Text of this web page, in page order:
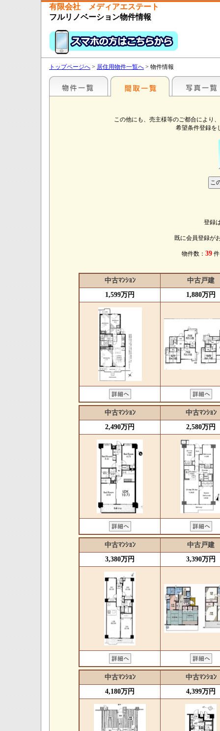
有限会社 メディアエステート
フルリノベーション物件情報
トップページへ > 居住用物件一覧へ > 物件情報
この他にも、売主様等のご都合により
希望条件登録を
登録
既に会員登録が
物件数： 39
中古ﾏﾝｼｮﾝ
中古戸建
1,599万円
1,880万円
中古ﾏﾝｼｮﾝ
中古ﾏﾝｼｮﾝ
2,490万円
2,580万円
中古ﾏﾝｼｮﾝ
中古戸建
3,380万円
3,390万円
中古ﾏﾝｼｮﾝ
中古ﾏﾝｼｮﾝ
4,180万円
4,399万円